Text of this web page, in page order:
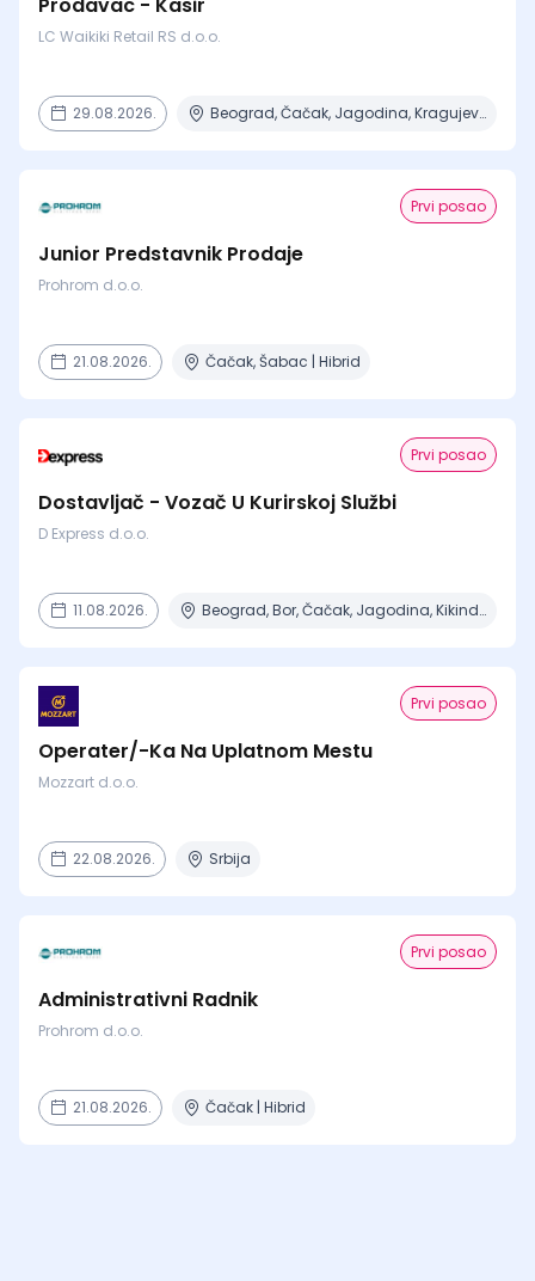
LC Waikiki Retail RS d.o.o.
29.08.2026. Beograd, Čačak, Jagodina, Kragujevac, Kruševac + 15 mesta
Prvi posao
Junior Predstavnik Prodaje
Prohrom d.o.o.
21.08.2026. Čačak, Šabac | Hibrid
Prvi posao
Dostavljač - Vozač U Kurirskoj Službi
D Express d.o.o.
11.08.2026. Beograd, Bor, Čačak, Jagodina, Kikinda + 23 mesta | Terenski rad
Prvi posao
Operater/-Ka Na Uplatnom Mestu
Mozzart d.o.o.
22.08.2026. Srbija
Prvi posao
Administrativni Radnik
Prohrom d.o.o.
21.08.2026. Čačak | Hibrid